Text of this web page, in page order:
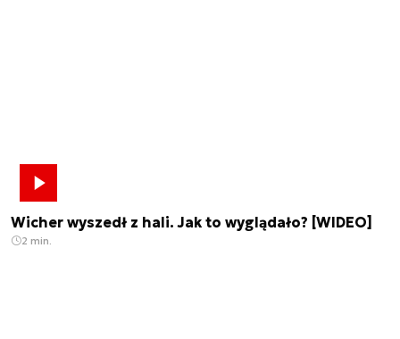
Wicher wyszedł z hali. Jak to wyglądało? [WIDEO]
2 min.